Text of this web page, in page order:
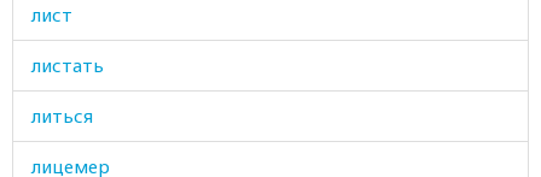
лист
листать
литься
лицемер